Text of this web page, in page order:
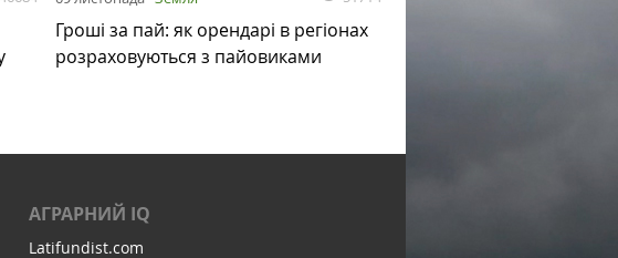
Гроші за пай: як орендарі в регіонах
розраховуються з пайовиками
АГРАРНИЙ IQ
Latifundist.com